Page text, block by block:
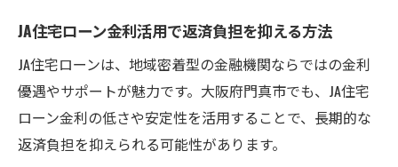
住宅ローン返済負担率が家計に与える影響
JA住宅ローン審査で重視される返済負担率
JA住宅ローン金利活用で返済負担を抑える方法
JA住宅ローンは、地域密着型の金融機関ならではの金利
優遇やサポートが魅力です。大阪府門真市でも、JA住宅
ローン金利の低さや安定性を活用することで、長期的な
返済負担を抑えられる可能性があります。